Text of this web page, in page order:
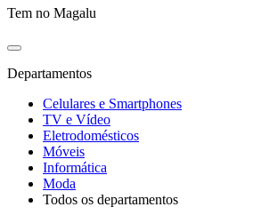
Tem no Magalu
Departamentos
Celulares e Smartphones
TV e Vídeo
Eletrodomésticos
Móveis
Informática
Moda
Todos os departamentos